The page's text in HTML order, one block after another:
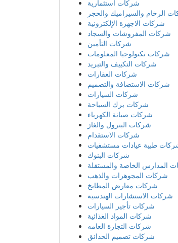
شركات المجوهرات والذهب
شركات معارض المطابخ
شركات الاستشارات الهندسية
شركات تأجير السيارات
شركات المواد الغذائية
شركات التجارة العامه
شركات تصميم الحدائق
شركات المعدات
شركات الشحن والنقل
شركات الزجاج والنوافذ
شركات السياحة والسفر
شركات الاجهزة الرياضية
شركات الأمن وكاميرات المراقبة
مراكز صالونات التجميل
مراكز التدريب والتطوير
شركات الفنادق والاجنحة الفندقية
شركات الجوالات والهواتف
المطاعم العربية والاجنبية
شركات الساعات والنظارات
شركات مصانع الاصباغ والدهانات
شركات الابواب الاكترونية
الصحافة والاعلام
شركات أدوات صحية
شركات الدعاية والاعلان